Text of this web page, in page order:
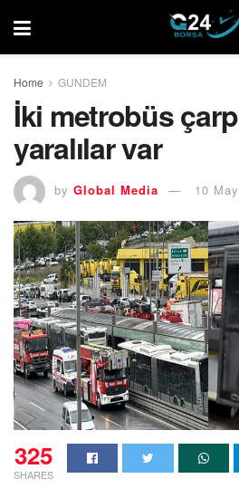
Home GUNDEM
İki metrobüs
yaralılar var
by Global Media 10
325
SHARES